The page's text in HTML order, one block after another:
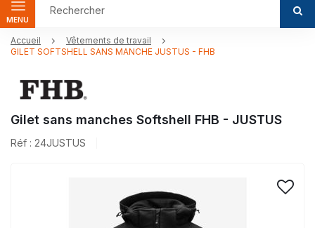
MENU
Accueil
Vêtements de travail
GILET SOFTSHELL SANS MANCHE JUSTUS - FHB
Gilet sans manches Softshell FHB - JUSTUS
Réf : 24JUSTUS